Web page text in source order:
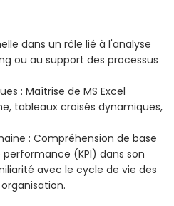
dans un rôle lié à l'analyse
ou au support des processus
: Maîtrise de MS Excel
tableaux croisés dynamiques,
: Compréhension de base
(KPI) dans son
avec le cycle de vie des